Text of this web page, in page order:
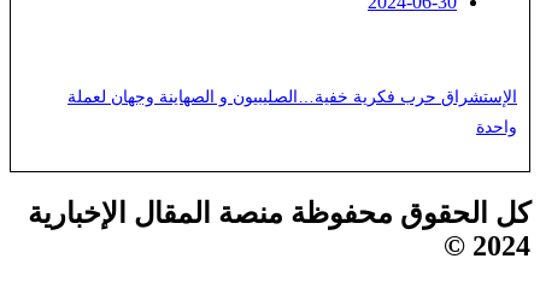
الإستشراق حرب فكرية خفية…الصليبيون و الصهاينة وجهان لعملة
واحدة
كل الحقوق محفوظة منصة المقال الإخبارية
2024 ©